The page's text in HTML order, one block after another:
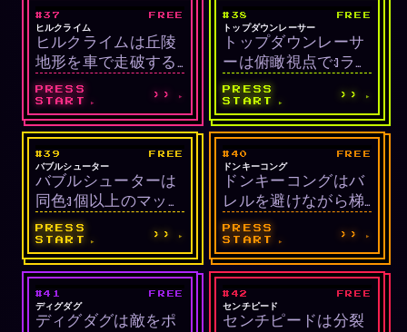
物理レース LIVE
#37 FREE
ヒルクライム
ヒルクライムは丘陵
地形を車で走破する
物理レーシングで
す。
PRESS
START
››
レース LIVE
#38 FREE
トップダウンレーサー
トップダウンレーサ
ーは俯瞰視点で3ラッ
プを走るレースゲー
ムです。
PRESS
START
››
パズル LIVE
#39 FREE
バブルシューター
バブルシューターは
同色3個以上のマッチ
ングでバブルを消す
パズルです。
PRESS
START
››
プラットフォーマーLIVE
#40 FREE
ドンキーコング
ドンキーコングはバ
レルを避けながら梯
子を登り頂上に到達
するプラットフォー
マーです。
PRESS
START
››
アーケード/パズルLIVE
#41 FREE
ディグダグ
ディグダグは敵をポ
シューティング LIVE
#42 FREE
センチピード
センチピードは分裂